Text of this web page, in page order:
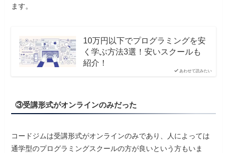
ます。
あわせて読みたい
10万円以下でプログラミングを安
く学ぶ方法3選！安いスクールも
紹介！
③受講形式がオンラインのみだった
コードジムは受講形式がオンラインのみであり、人によっては
通学型のプログラミングスクールの方が良いという方もいま